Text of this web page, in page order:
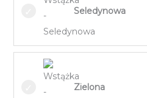
Seledynowa
Zielona